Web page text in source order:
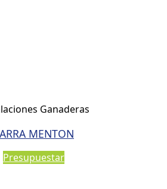
Ganaderas
MENTON
Presupuestar